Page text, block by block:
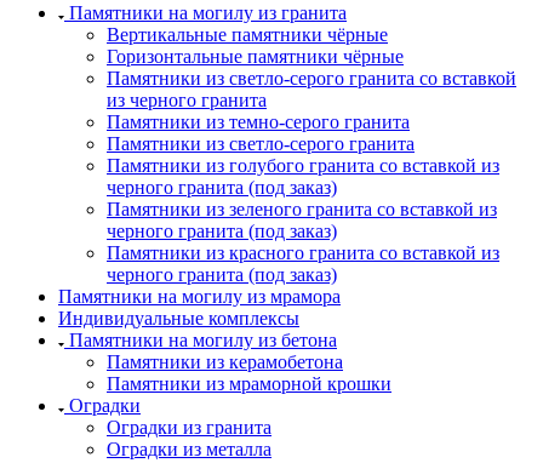
Памятники на могилу из гранита
Вертикальные памятники чёрные
Горизонтальные памятники чёрные
Памятники из светло-серого гранита со вставкой
из черного гранита
Памятники из темно-серого гранита
Памятники из светло-серого гранита
Памятники из голубого гранита со вставкой из
черного гранита (под заказ)
Памятники из зеленого гранита со вставкой из
черного гранита (под заказ)
Памятники из красного гранита со вставкой из
черного гранита (под заказ)
Памятники на могилу из мрамора
Индивидуальные комплексы
Памятники на могилу из бетона
Памятники из керамобетона
Памятники из мраморной крошки
Оградки
Оградки из гранита
Оградки из металла